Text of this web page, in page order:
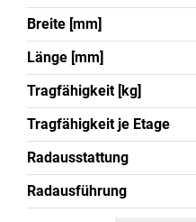
Breite [mm]
Länge [mm]
Tragfähigkeit [kg]
Tragfähigkeit je Etage
Radausstattung
Radausführung